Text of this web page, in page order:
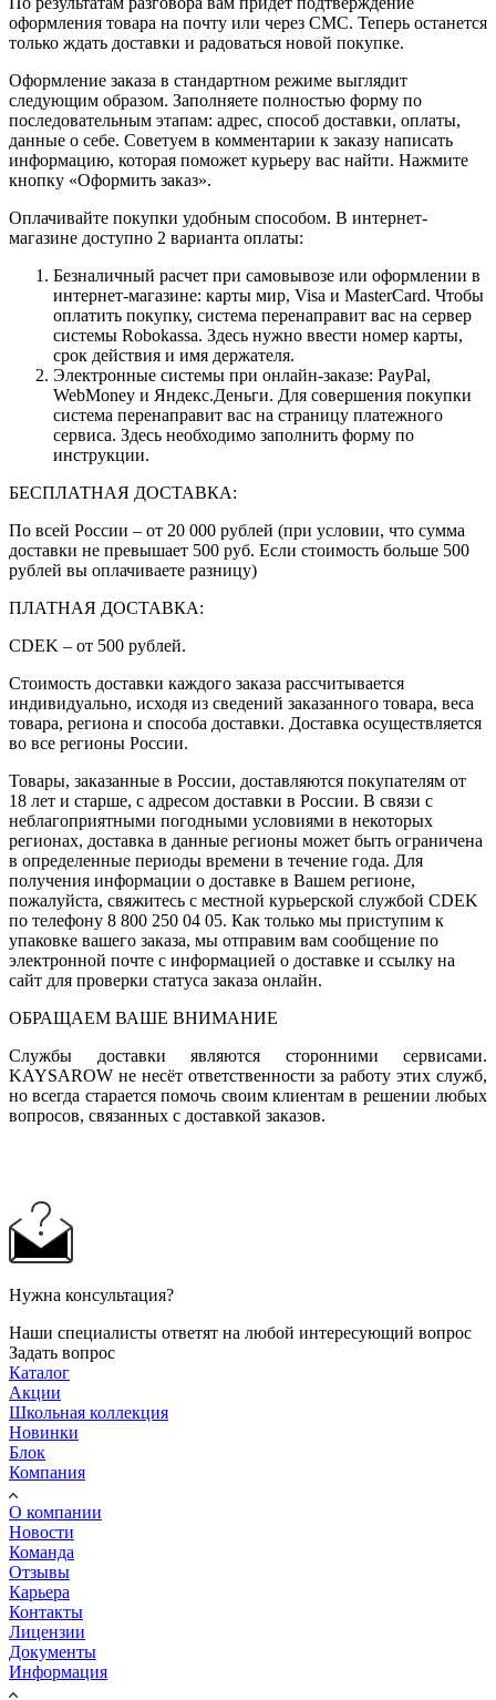
оформления товара на почту или через СМС. Теперь останется
только ждать доставки и радоваться новой покупке.
Оформление заказа в стандартном режиме выглядит
следующим образом. Заполняете полностью форму по
последовательным этапам: адрес, способ доставки, оплаты,
данные о себе. Советуем в комментарии к заказу написать
информацию, которая поможет курьеру вас найти. Нажмите
кнопку «Оформить заказ».
Оплачивайте покупки удобным способом. В интернет-
магазине доступно 2 варианта оплаты:
Безналичный расчет при самовывозе или оформлении в
интернет-магазине: карты мир, Visa и MasterCard. Чтобы
оплатить покупку, система перенаправит вас на сервер
системы Robokassa. Здесь нужно ввести номер карты,
срок действия и имя держателя.
Электронные системы при онлайн-заказе: PayPal,
WebMoney и Яндекс.Деньги. Для совершения покупки
система перенаправит вас на страницу платежного
сервиса. Здесь необходимо заполнить форму по
инструкции.
БЕСПЛАТНАЯ ДОСТАВКА:
По всей России – от 20 000 рублей (при условии, что сумма
доставки не превышает 500 руб. Если стоимость больше 500
рублей вы оплачиваете разницу)
ПЛАТНАЯ ДОСТАВКА:
CDEK – от 500 рублей.
Стоимость доставки каждого заказа рассчитывается
индивидуально, исходя из сведений заказанного товара, веса
товара, региона и способа доставки. Доставка осуществляется
во все регионы России.
Товары, заказанные в России, доставляются покупателям от
18 лет и старше, с адресом доставки в России. В связи с
неблагоприятными погодными условиями в некоторых
регионах, доставка в данные регионы может быть ограничена
в определенные периоды времени в течение года. Для
получения информации о доставке в Вашем регионе,
пожалуйста, свяжитесь с местной курьерской службой CDEK
по телефону 8 800 250 04 05. Как только мы приступим к
упаковке вашего заказа, мы отправим вам сообщение по
электронной почте с информацией о доставке и ссылку на
сайт для проверки статуса заказа онлайн.
ОБРАЩАЕМ ВАШЕ ВНИМАНИЕ
Службы доставки являются сторонними сервисами.
KAYSAROW не несёт ответственности за работу этих служб,
но всегда старается помочь своим клиентам в решении любых
вопросов, связанных с доставкой заказов.
Нужна консультация?
Наши специалисты ответят на любой интересующий вопрос
Задать вопрос
Каталог
Акции
Школьная коллекция
Новинки
Блок
Компания
О компании
Новости
Команда
Отзывы
Карьера
Контакты
Лицензии
Документы
Информация